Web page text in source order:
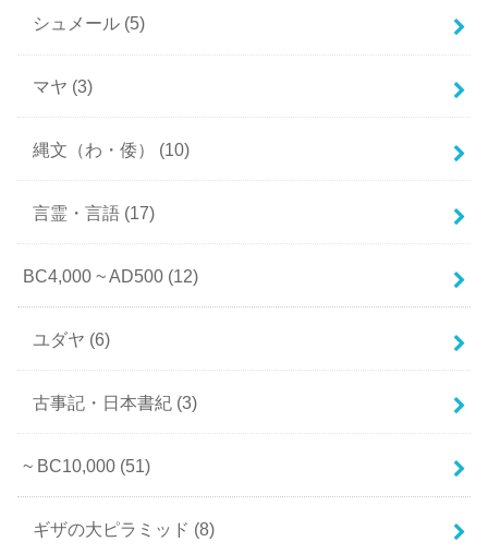
シュメール (5)
マヤ (3)
縄文（わ・倭） (10)
言霊・言語 (17)
BC4,000 ~ AD500 (12)
ユダヤ (6)
古事記・日本書紀 (3)
~ BC10,000 (51)
ギザの大ピラミッド (8)